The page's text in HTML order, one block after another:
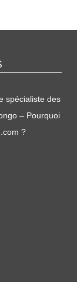
spécialiste des
– Pourquoi
?